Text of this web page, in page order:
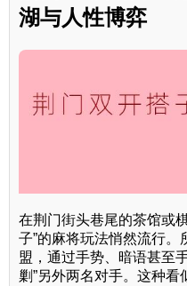
湖与人性博弈
在荆门街头巷尾的茶馆或
子”的麻将玩法悄然流行。
盟，通过手势、暗语甚至
剿”另外两名对手。这种